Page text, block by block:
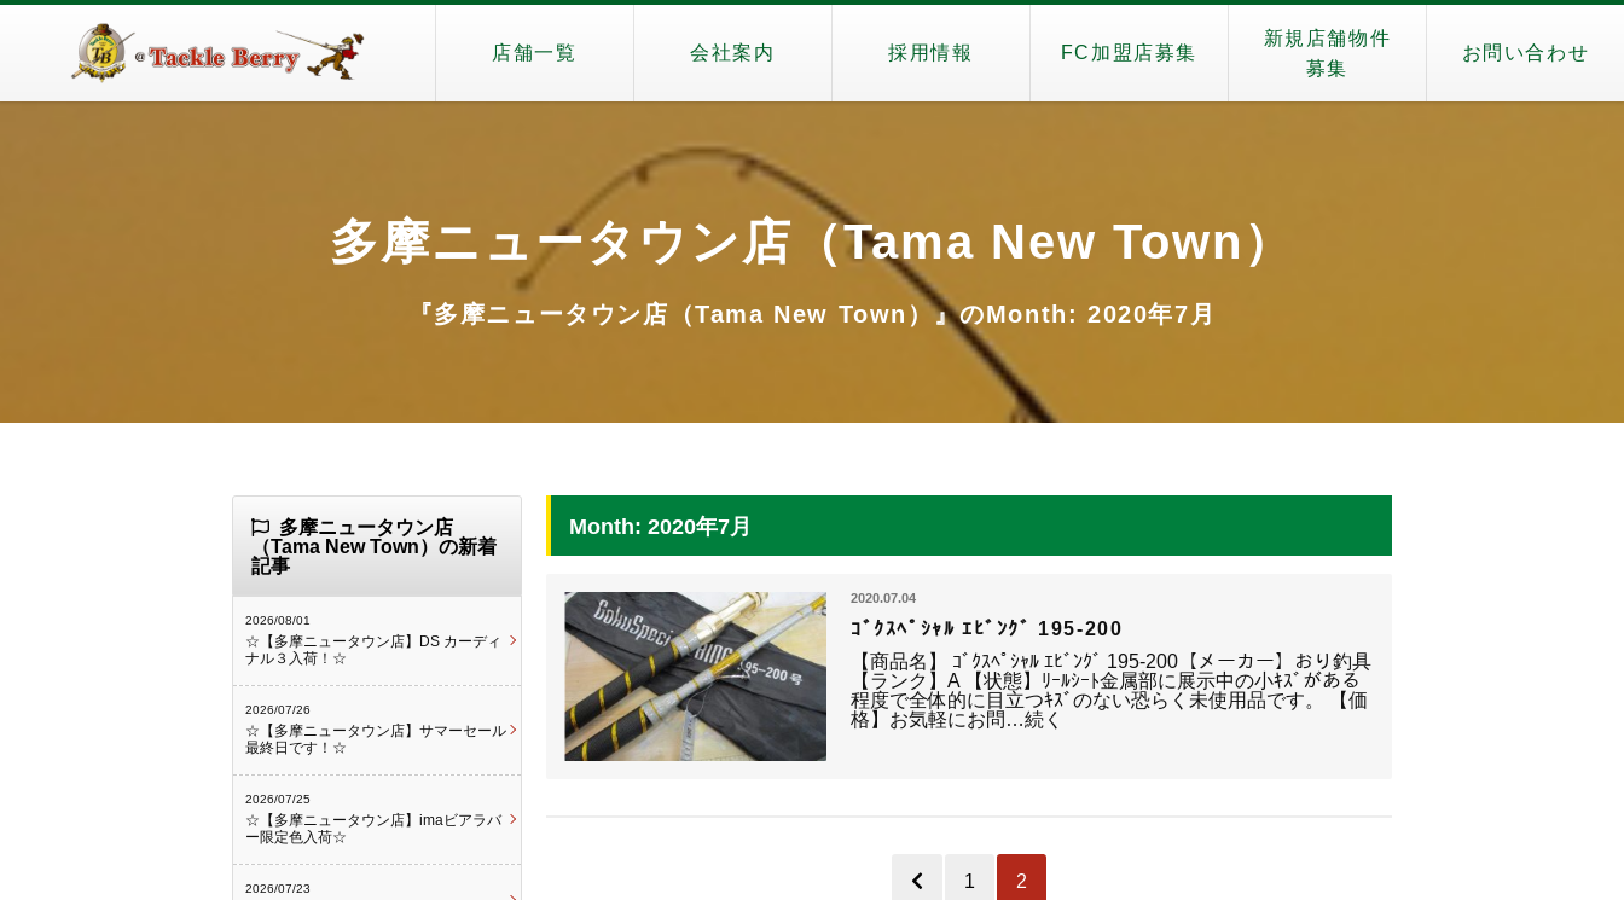
店舗一覧 会社案内 採用情報 FC加盟店募集
新規店舗物件
募集
お問い合わせ
多摩ニュータウン店（Tama New Town）
『多摩ニュータウン店（Tama New Town）』のMonth: 2020年7月
Month: 2020年7月
2020.07.04
ｺﾞｸｽﾍﾟｼｬﾙ ｴﾋﾞﾝｸﾞ 195-200
【商品名】 ｺﾞｸｽﾍﾟｼｬﾙ ｴﾋﾞﾝｸﾞ 195-200【メーカー】おり釣具
【ランク】A 【状態】ﾘｰﾙｼｰﾄ金属部に展示中の小ｷｽﾞがある
程度で全体的に目立つｷｽﾞのない恐らく未使用品です。 【価
格】お気軽にお問…続く
1 2
多摩ニュータウン店
（Tama New Town）の新着
記事
2026/08/01
☆【多摩ニュータウン店】DS カーディ
ナル３入荷！☆
2026/07/26
☆【多摩ニュータウン店】サマーセール
最終日です！☆
2026/07/25
☆【多摩ニュータウン店】imaビアラバ
ー限定色入荷☆
2026/07/23